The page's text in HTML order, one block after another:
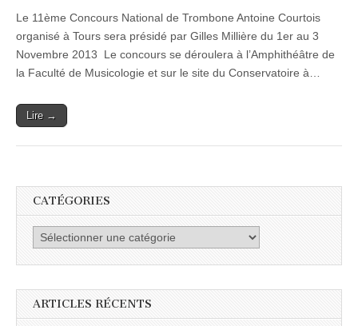
National
de
Antoine
Courtois
Le 11ème Concours National de Trombone Antoine Courtois
organisé à Tours sera présidé par Gilles Millière du 1er au 3
Novembre 2013 Le concours se déroulera à l’Amphithéâtre de
la Faculté de Musicologie et sur le site du Conservatoire à…
Lire →
CATÉGORIES
Catégories
ARTICLES RÉCENTS